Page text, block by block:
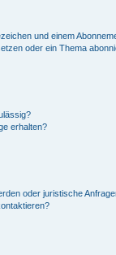
und einem
oder ein Thema
erhalten?
oder juristische